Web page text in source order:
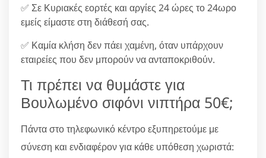
✅ Σε Κυριακές εορτές και αργίες 24 ώρες το 24ωρο
εμείς είμαστε στη διάθεσή σας.
✅ Καμία κλήση δεν πάει χαμένη, όταν υπάρχουν
εταιρείες που δεν μπορούν να ανταποκριθούν.
Τι πρέπει να θυμάστε για
Βουλωμένο σιφόνι νιπτήρα 50€;
Πάντα στο τηλεφωνικό κέντρο εξυπηρετούμε με
σύνεση και ενδιαφέρον για κάθε υπόθεση χωριστά: